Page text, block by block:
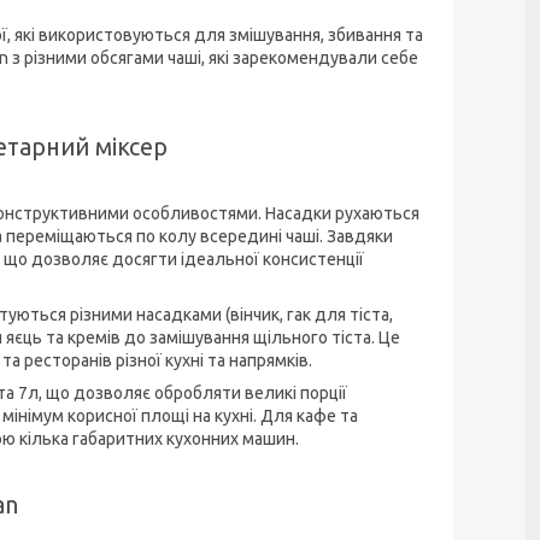
які використовуються для змішування, збивання та
з різними обсягами чаші, які зарекомендували себе
міксер
особливостями. Насадки рухаються
по колу всередині чаші. Завдяки
що дозволяє досягти ідеальної консистенції
різними насадками (вінчик, гак для тіста,
та кремів до замішування щільного тіста. Це
різної кухні та напрямків.
7л, що дозволяє обробляти великі порції
корисної площі на кухні. Для кафе та
кілька габаритних кухонних машин.